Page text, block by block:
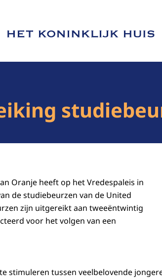
van Het Koninklijk Huis
Oranje heeft op het Vredespaleis in
de studiebeurzen van de United
zijn uitgereikt aan tweeëntwintig
voor het volgen van een
stimuleren tussen veelbelovende